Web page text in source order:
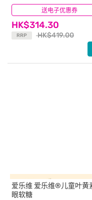
送电子优惠券
HK$314.30
RRP HK$419.00
(0)
爱乐维 爱乐维®儿童叶黄
眼软糖